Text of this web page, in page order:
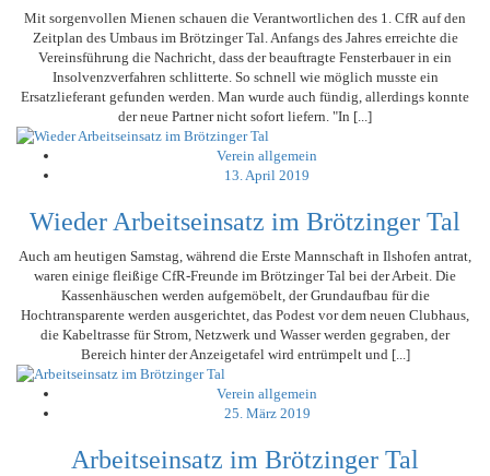
Mit sorgenvollen Mienen schauen die Verantwortlichen des 1. CfR auf den
Zeitplan des Umbaus im Brötzinger Tal. Anfangs des Jahres erreichte die
Vereinsführung die Nachricht, dass der beauftragte Fensterbauer in ein
Insolvenzverfahren schlitterte. So schnell wie möglich musste ein
Ersatzlieferant gefunden werden. Man wurde auch fündig, allerdings konnte
der neue Partner nicht sofort liefern. "In [...]
Verein allgemein
13. April 2019
Wieder Arbeitseinsatz im Brötzinger Tal
Auch am heutigen Samstag, während die Erste Mannschaft in Ilshofen antrat,
waren einige fleißige CfR-Freunde im Brötzinger Tal bei der Arbeit. Die
Kassenhäuschen werden aufgemöbelt, der Grundaufbau für die
Hochtransparente werden ausgerichtet, das Podest vor dem neuen Clubhaus,
die Kabeltrasse für Strom, Netzwerk und Wasser werden gegraben, der
Bereich hinter der Anzeigetafel wird entrümpelt und [...]
Verein allgemein
25. März 2019
Arbeitseinsatz im Brötzinger Tal